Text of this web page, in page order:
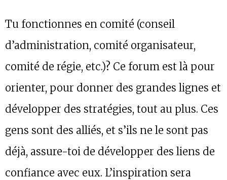
Tu fonctionnes en comité (conseil
d’administration, comité organisateur,
comité de régie, etc.)? Ce forum est là pour
orienter, pour donner des grandes lignes et
développer des stratégies, tout au plus. Ces
gens sont des alliés, et s’ils ne le sont pas
déjà, assure-toi de développer des liens de
confiance avec eux. L’inspiration sera